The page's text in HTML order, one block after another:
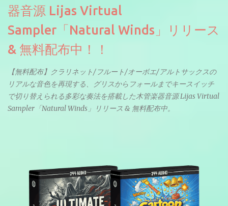
器音源 Lijas Virtual
Sampler「Natural Winds」リリース
& 無料配布中！！
【無料配布】クラリネット/フルート/オーボエ/アルトサックスの
リアルな音色を再現する、グリスからフォールまでキースイッチ
で切り替えられる多彩な奏法を搭載した木管楽器音源 Lijas Virtual
Sampler「Natural Winds」リリース & 無料配布中。